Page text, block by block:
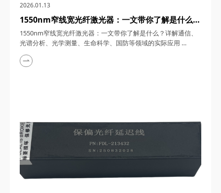
2026.01.13
1550nm窄线宽光纤激光器：一文带你了解是什么？
详解通信、光谱分析、光学测量、生命科学、国防等
领域的实际应用
1550nm窄线宽光纤激光器：一文带你了解是什么？详解通信、
光谱分析、光学测量、生命科学、国防等领域的实际应用
1550nm窄线宽光纤激光器，在光纤通信、精密测量、生物医学
等前沿领域，凭借其超低相位噪声、高波长稳定性、长寿命等特